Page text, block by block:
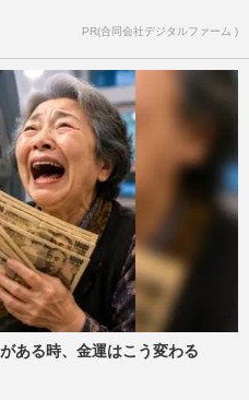
PR(合同会社デジタルファーム )
ある時、金運はこう変わる